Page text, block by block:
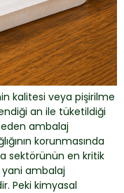
kalitesi veya pişirilme
an ile tüketildiği
ambalaj
korunmasında
sektörünün en kritik
yani ambalaj
Peki kimyasal